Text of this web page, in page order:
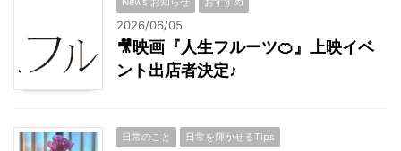
2026/06/05
🎥映画『人生フルーツ🍊』上映イベ
ント出店者決定♪
日常のこと 日常を輝かせるTips